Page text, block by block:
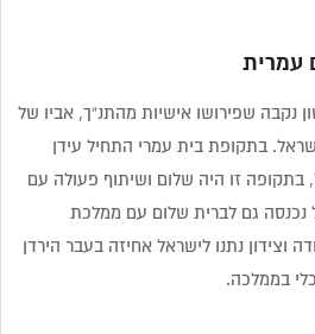
עמרית
נקבה שפירושו אישיות מהתנ”ך, אביו של
בתקופת בית עמרי התחיל עידן
זו היה שלום ושיתוף פעולה עם
גם לברית שלום עם ממלכת
וצידון נתנו לישראל אחיזה בעבר הירדן
בממלכה.